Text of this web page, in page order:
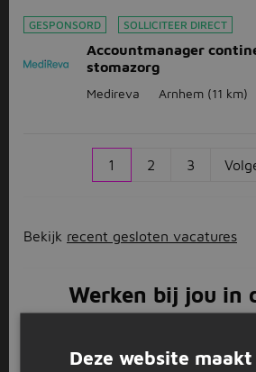
GESPONSORD SOLLICITEER DIRECT
Accountmanager
stomazorg
Medireva Arnhem (11 km)
1 2 3
Bekijk recent gesloten vacatures
Werken bij jou in
dorp ligt in de buurt van
Deze website